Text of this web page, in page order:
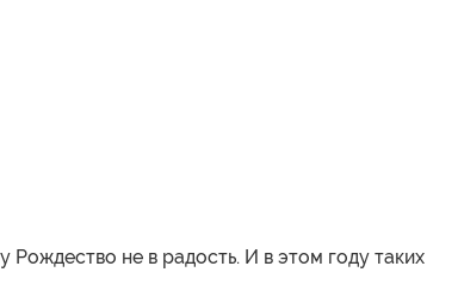
Рождество не в радость. И в этом году таких